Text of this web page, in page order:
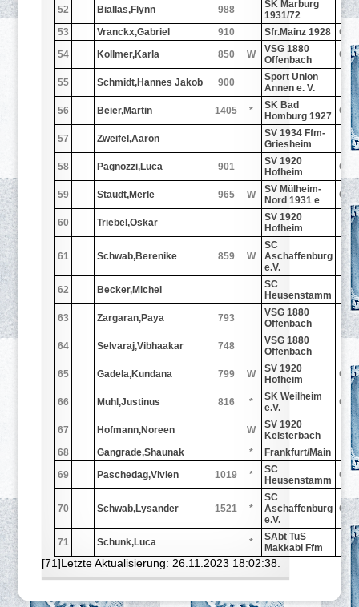
52 Biallas,Flynn 988
SK Marburg
1931/72
-
53
Vranckx,Gabriel 910 Sfr.Mainz 1928
GER
54
Kollmer,Karla 850 W
VSG 1880
Offenbach
GER
55 Schmidt,Hannes Jakob 900
Sport Union
Annen e. V.
56 Beier,Martin 1405 *
SK Bad
Homburg 1927
GER
57 Zweifel,Aaron
SV 1934 Ffm-
Griesheim
58 Pagnozzi,Luca 901
SV 1920
Hofheim
GER
59 Staudt,Merle 965 W
SV Mülheim-
Nord 1931 e
GER
60 Triebel,Oskar
SV 1920
Hofheim
-
61 Schwab,Berenike 859 W
SC
Aschaffenburg
e.V.
62 Becker,Michel
SC
Heusenstamm
63 Zargaran,Paya 793
VSG 1880
Offenbach
-
64 Selvaraj,Vibhaakar 748
VSG 1880
Offenbach
65 Gadela,Kundana 799 W
SV 1920
Hofheim
GER
66 Muhl,Justinus 816 *
SK Weilheim
e.V.
GER
67 Hofmann,Noreen W
SV 1920
Kelsterbach
68
Gangrade,Shaunak * Frankfurt/Main
69
Paschedag,Vivien 1019 *
SC
Heusenstamm
GER
70 Schwab,Lysander 1521 *
SC
Aschaffenburg
e.V.
GER
71 Schunk,Luca *
SAbt TuS
Makkabi Ffm
-
[71]Letzte Aktualisierung: 26.11.2023 18:02:38.